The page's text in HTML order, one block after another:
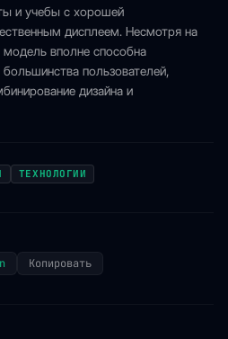
и учебы с хорошей
дисплеем. Несмотря на
вполне способна
пользователей,
дизайна и
ТЕХНОЛОГИИ
Копировать